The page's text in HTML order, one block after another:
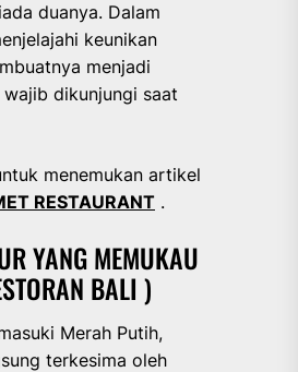
duanya. Dalam
keunikan
menjadi
dikunjungi saat
menemukan artikel
RESTAURANT .
YANG MEMUKAU
BALI )
Merah Putih,
terkesima oleh